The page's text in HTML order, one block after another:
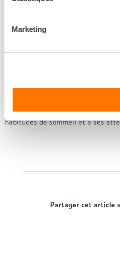
Marketing
Dans l’idéal, oui. Un sommier usé
comme un duo indissociable pour
être conseillé restent les
Sommeil de Grand Litier
trouver un matelas réellement
habitudes de sommeil et à ses
Partager cet article